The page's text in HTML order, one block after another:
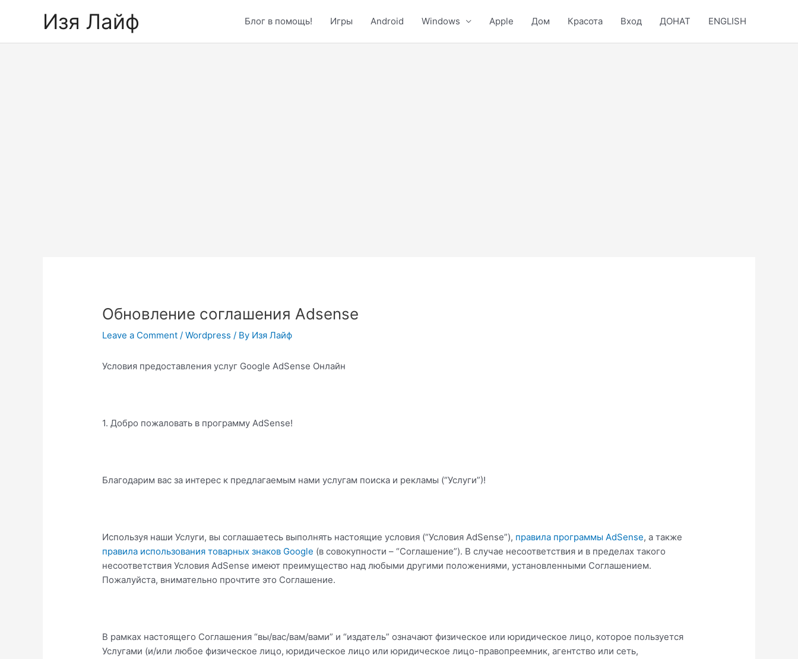
Изя Лайф Блог в помощь! Игры Android Windows Apple Дом Красота Вход ДОНАТ ENGLISH
Обновление соглашения Adsense
Leave a Comment /Wordpress / By Изя Лайф
Условия предоставления услуг Google AdSense Онлайн
1. Добро пожаловать в программу AdSense!
Благодарим вас за интерес к предлагаемым нами услугам поиска и рекламы (“Услуги”)!
Используя наши Услуги, вы соглашаетесь выполнять настоящие условия (“Условия AdSense”), правила программы AdSense, а также
правила использования товарных знаков Google (в совокупности – “Соглашение”). В случае несоответствия и в пределах такого
несоответствия Условия AdSense имеют преимущество над любыми другими положениями, установленными Соглашением.
Пожалуйста, внимательно прочтите это Соглашение.
В рамках настоящего Соглашения “вы/вас/вам/вами” и “издатель” означают физическое или юридическое лицо, которое пользуется
Услугами (и/или любое физическое лицо, юридическое лицо или юридическое лицо-правопреемник, агентство или сеть,